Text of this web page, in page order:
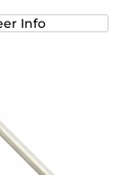
Info